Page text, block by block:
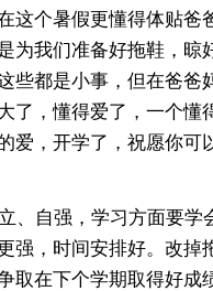
这个暑假更懂得体贴爸
为我们准备好拖鞋，晾
些都是小事，但在爸爸
了，懂得爱了，一个懂
爱，开学了，祝愿你可
、自强，学习方面要学
强，时间安排好。改掉
取在下个学期取得好成